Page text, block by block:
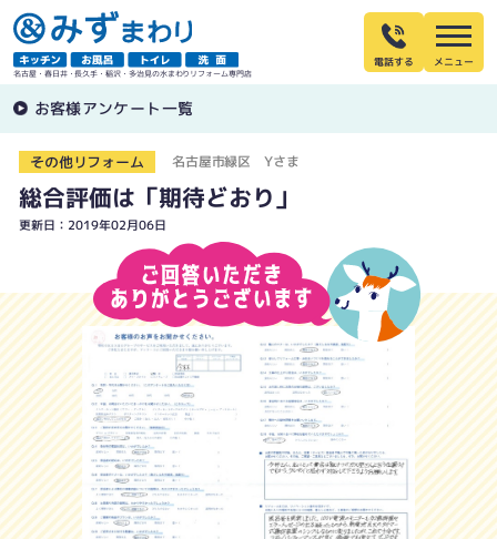
名古屋・春日井・長久手・稲沢・多治見の水まわりリフォーム専門店
電話する
お客様アンケート一覧
その他リフォーム 名古屋市緑区 Yさま
総合評価は「期待どおり」
更新日：2019年02月06日